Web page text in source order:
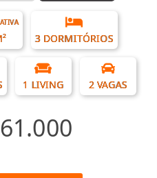
3 DORMITÓRIOS
1 LIVING 2 VAGAS